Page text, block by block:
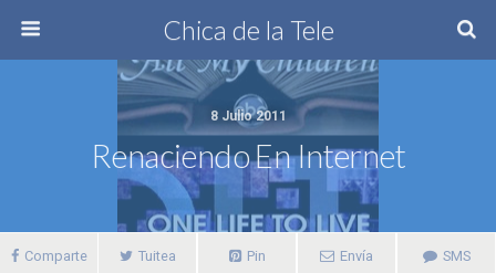
Chica de la Tele
8 Julio 2011
Renaciendo En Internet
Comparte Tuitea Pin Envía SMS